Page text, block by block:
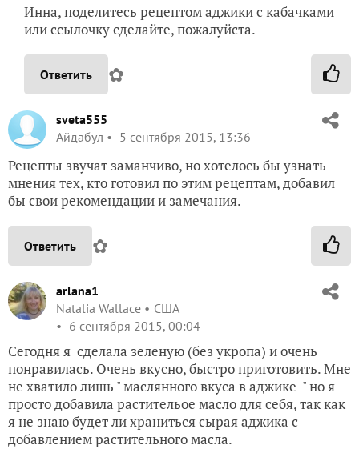
Инна, поделитесь рецептом аджики с кабачками
или ссылочку сделайте, пожалуйста.
Ответить ✿
sveta555
Айдабул
5 сентября 2015, 13:36
Рецепты звучат заманчиво, но хотелось бы узнать
мнения тех, кто готовил по этим рецептам, добавил
бы свои рекомендации и замечания.
Ответить ✿
arlana1
Natalia Wallace
США
6 сентября 2015, 00:04
Сегодня я сделала зеленую (без укропа) и очень
понравилась. Очень вкусно, быстро приготовить. Мне
не хватило лишь " маслянного вкуса в аджике " но я
просто добавила растительое масло для себя, так как
я не знаю будет ли храниться сырая аджика с
добавлением растительного масла.